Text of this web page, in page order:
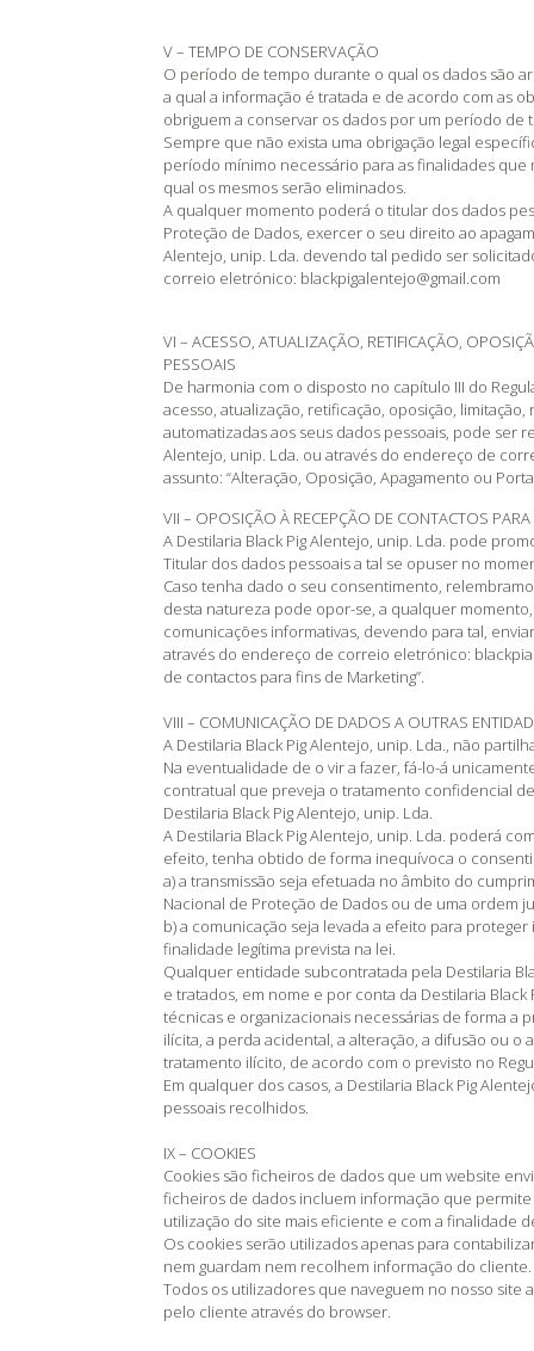
V – TEMPO DE CONSERVAÇÃO
O período de tempo durante o qual os dados são
a qual a informação é tratada e de acordo com as
obriguem a conservar os dados por um período de
Sempre que não exista uma obrigação legal
período mínimo necessário para as finalidades
qual os mesmos serão eliminados.
A qualquer momento poderá o titular dos dados
Proteção de Dados, exercer o seu direito ao
Alentejo, unip. Lda. devendo tal pedido ser
correio eletrónico: blackpigalentejo@gmail.com
VI – ACESSO, ATUALIZAÇÃO, RETIFICAÇÃO,
PESSOAIS
De harmonia com o disposto no capítulo III do
acesso, atualização, retificação, oposição,
automatizadas aos seus dados pessoais, pode ser
Alentejo, unip. Lda. ou através do endereço de
assunto: “Alteração, Oposição, Apagamento ou
VII – OPOSIÇÃO À RECEPÇÃO DE CONTACTOS PARA
A Destilaria Black Pig Alentejo, unip. Lda. pode
Titular dos dados pessoais a tal se opuser no
Caso tenha dado o seu consentimento,
desta natureza pode opor-se, a qualquer
comunicações informativas, devendo para tal,
através do endereço de correio eletrónico:
de contactos para fins de Marketing”.
VIII – COMUNICAÇÃO DE DADOS A OUTRAS
A Destilaria Black Pig Alentejo, unip. Lda., não
Na eventualidade de o vir a fazer, fá-lo-á
contratual que preveja o tratamento confidencial
Destilaria Black Pig Alentejo, unip. Lda.
A Destilaria Black Pig Alentejo, unip. Lda. poderá
efeito, tenha obtido de forma inequívoca o
a) a transmissão seja efetuada no âmbito do
Nacional de Proteção de Dados ou de uma ordem
b) a comunicação seja levada a efeito para
finalidade legítima prevista na lei.
Qualquer entidade subcontratada pela Destilaria
e tratados, em nome e por conta da Destilaria
técnicas e organizacionais necessárias de forma a
ilícita, a perda acidental, a alteração, a difusão ou
tratamento ilícito, de acordo com o previsto no
Em qualquer dos casos, a Destilaria Black Pig
pessoais recolhidos.
IX – COOKIES
Cookies são ficheiros de dados que um website
ficheiros de dados incluem informação que
utilização do site mais eficiente e com a finalidade
Os cookies serão utilizados apenas para
nem guardam nem recolhem informação do cliente.
Todos os utilizadores que naveguem no nosso site
pelo cliente através do browser.